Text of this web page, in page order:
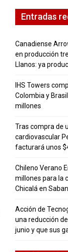
Entradas
Canadiense
en producción
Llanos: ya
IHS Towers
Colombia y
millones
Tras compra de
cardiovascular
facturará unos
Chileno Verano
millones para la
Chicalá en
Acción de
una reducción
junio y que sus